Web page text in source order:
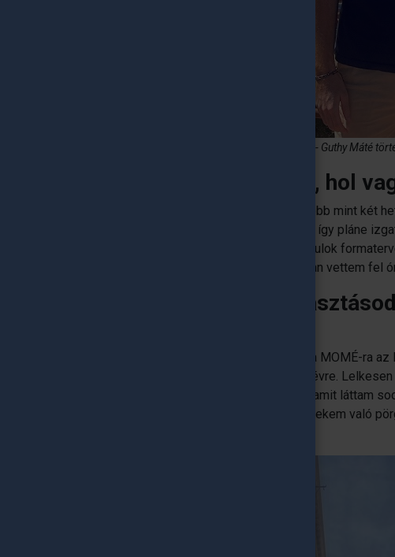
Barcelona nekem való, élettel teli, pörgős város - Guthy Máté
Mesélj egy kicsit arról, hol
Remekül érzem magam Barcelonában, több mint két
Spanyolországban sem jártam korábban, így pláne
Moholy-Nagy Művészeti Egyetemen tanulok
Engineering Product Design programjában vettem fel
Mi alapján esett a
Tavaly érkezett hozzánk egy cserediák a MOMÉ-ra
elkezdtem egyetemet keresni erre a félévre.
egyetemnek és meggyőző volt minden, amit láttam
már látatlanban is úgy képzeltem, hogy nekem való